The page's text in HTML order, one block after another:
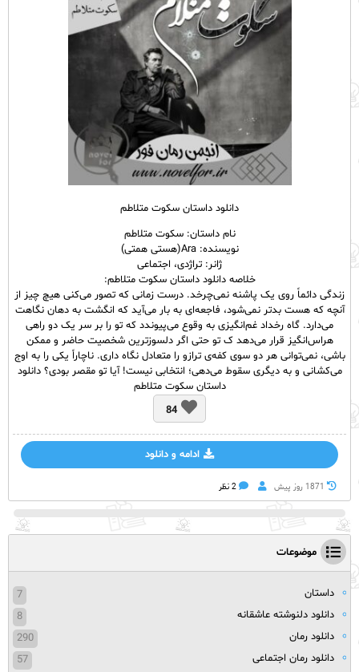
دانلود داستان سکوت متلاطم
نام داستان: سکوت متلاطم
نویسنده: Ara(هستی همتی)
ژانر: تراژدی، اجتماعی
خلاصه دانلود داستان سکوت متلاطم:
زندگی دائماً روی یک پاشنه نمی‌‌چرخد. درست زمانی که تصور می‌‌کنی هیچ چیز از
آنچه که هست بدتر نمی‌‌شود، فاجعه‌‌ای به بار می‌‌آید که انگشت به دهان نگاهت
می‌‌دارد. گاه رخداد غم‌‌انگیزی به وقوع می‌‌پیوندد که تو را بر سر یک دو راهی
هراس‌‌انگیز قرار می‌‌دهد ک تو حتی اگر دلسوزترین شخصیت حاضر و ممکن
باشی، نمی‌‌توانی هر دو سوی کفه‌‌ی ترازو را متعادل نگاه داری. ناچاراً یکی را به اوج
می‌‌کشانی و به دیگری سقوط می‌‌دهی؛ انتخابی نیست! آیا تو مقصر بودی؟ دانلود
داستان سکوت متلاطم
84
ادامه و دانلود
1871 روز پيش 2 نظر
موضوعات
داستان
7
دانلود دلنوشته عاشقانه
8
دانلود رمان
290
دانلود رمان اجتماعی
57